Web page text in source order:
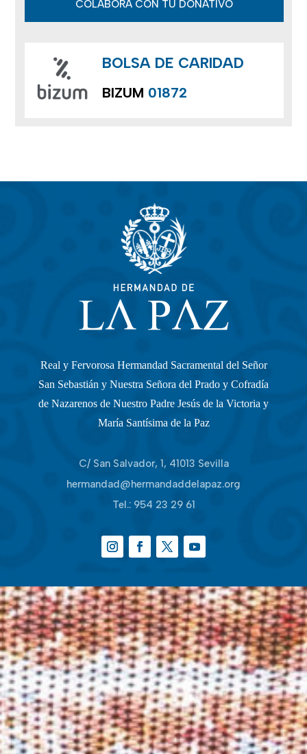
COLABORA CON TU DONATIVO
BOLSA DE CARIDAD
BIZUM 01872
Real y Fervorosa Hermandad Sacramental del Señor
San Sebastián y Nuestra Señora del Prado y Cofradía
de Nazarenos de Nuestro Padre Jesús de la Victoria y
María Santísima de la Paz
C/ San Salvador, 1, 41013 Sevilla
hermandad@hermandaddelapaz.org
Tel.: 954 23 29 61